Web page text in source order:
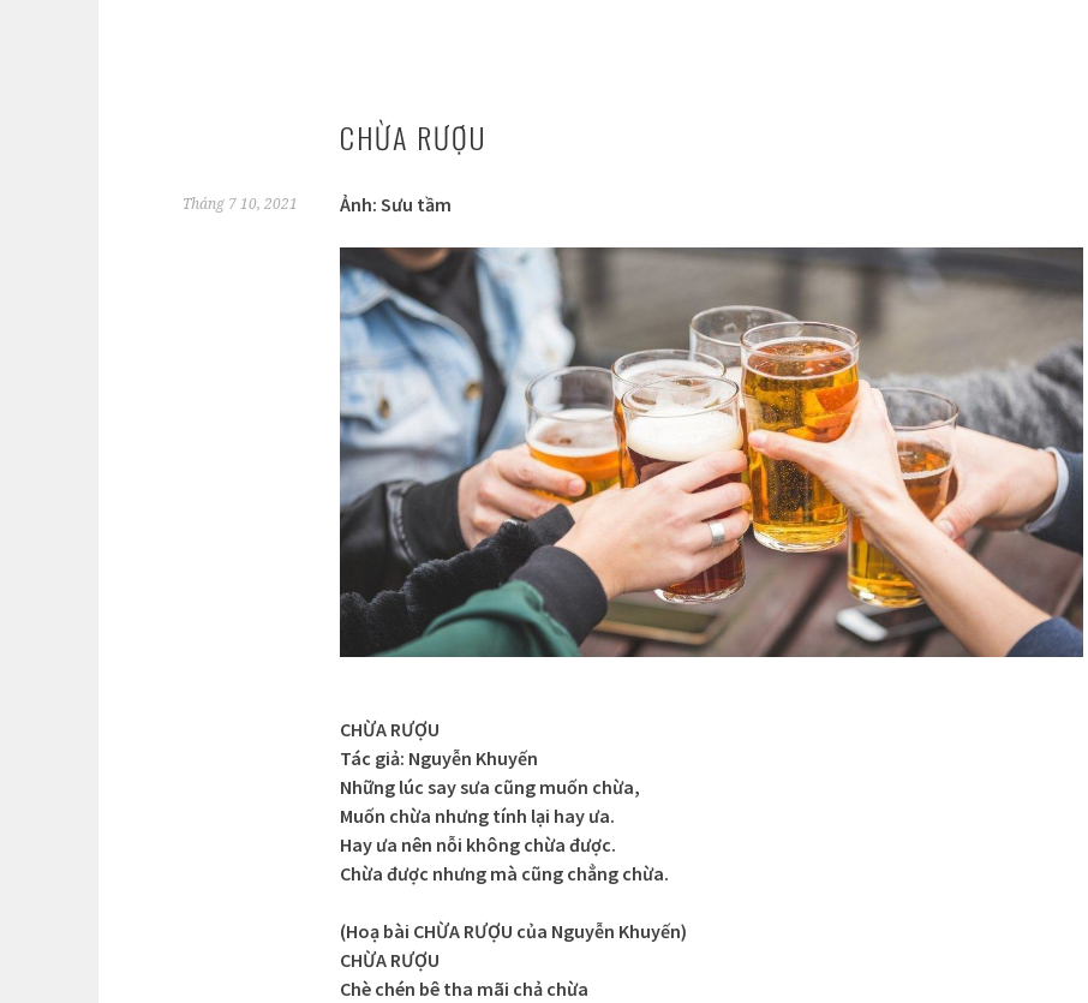
CHỪA RƯỢU
Tháng 7 10, 2021 Ảnh: Sưu tầm
CHỪA RƯỢU
Tác giả: Nguyễn Khuyến
Những lúc say sưa cũng muốn chừa,
Muốn chừa nhưng tính lại hay ưa.
Hay ưa nên nỗi không chừa được.
Chừa được nhưng mà cũng chẳng chừa.
(Hoạ bài CHỪA RƯỢU của Nguyễn Khuyến)
CHỪA RƯỢU
Chè chén bê tha mãi chả chừa